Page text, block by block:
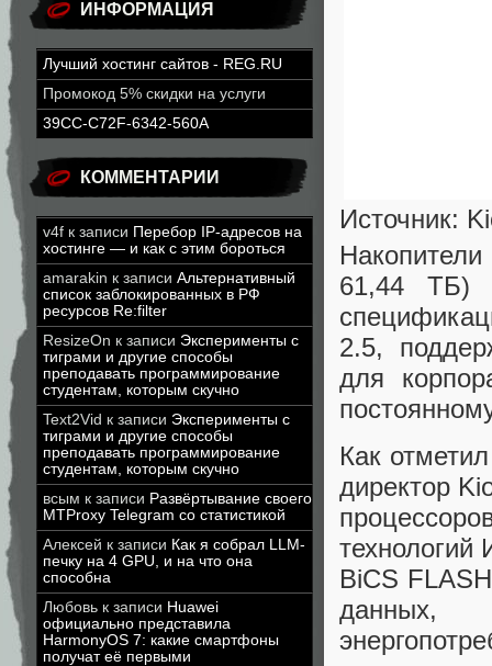
ИНФОРМАЦИЯ
Лучший хостинг сайтов - REG.RU
Промокод 5% скидки на услуги
39CC-C72F-6342-560A
КОММЕНТАРИИ
v4f к записи Перебор IP-адресов на
хостинге — и как с этим бороться
amarakin к записи Альтернативный
список заблокированных в РФ
ресурсов Re:filter
ResizeOn к записи Эксперименты с
тиграми и другие способы
преподавать программирование
студентам, которым скучно
Text2Vid к записи Эксперименты с
тиграми и другие способы
преподавать программирование
студентам, которым скучно
всым к записи Развёртывание своего
MTProxy Telegram со статистикой
Алексей к записи Как я собрал LLM-
печку на 4 GPU, и на что она
способна
Любовь к записи Huawei
официально представила
HarmonyOS 7: какие смартфоны
получат её первыми
Источник:
61,44 ТБ)
2.5,
для
Как
директор
BiCS
данных,